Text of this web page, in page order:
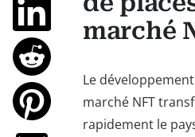
marché
Le
marché NFT
rapidement le